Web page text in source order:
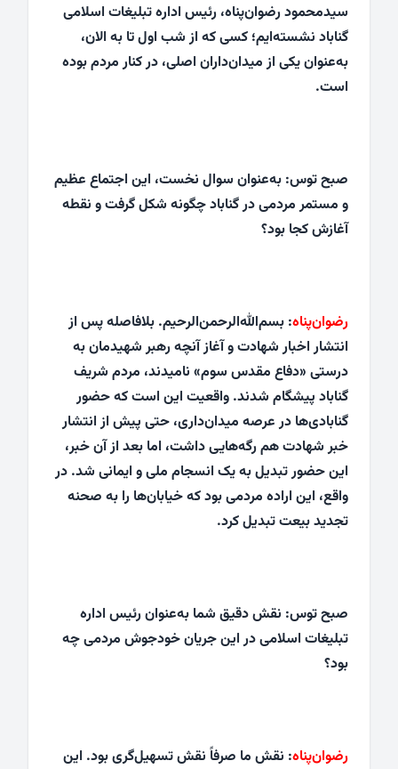
سیدمحمود رضوان‌پناه، رئیس اداره تبلیغات اسلامی
گناباد نشسته‌ایم؛ کسی که از شب اول تا به الان،
به‌عنوان یکی از میدان‌داران اصلی، در کنار مردم بوده
است.
صبح توس: به‌عنوان سوال نخست، این اجتماع عظیم
و مستمر مردمی در گناباد چگونه شکل گرفت و نقطه
آغازش کجا بود؟
رضوان‌پناه: بسم‌الله‌الرحمن‌الرحیم. بلافاصله پس از
انتشار اخبار شهادت و آغاز آنچه رهبر شهیدمان به
درستی «دفاع مقدس سوم» نامیدند، مردم شریف
گناباد پیشگام شدند. واقعیت این است که حضور
گنابادی‌ها در عرصه میدان‌داری، حتی پیش از انتشار
خبر شهادت هم رگه‌هایی داشت، اما بعد از آن خبر،
این حضور تبدیل به یک انسجام ملی و ایمانی شد. در
واقع، این اراده‌ مردمی بود که خیابان‌ها را به صحنه‌
تجدید بیعت تبدیل کرد.
صبح توس: نقش دقیق شما به‌عنوان رئیس اداره
تبلیغات اسلامی در این جریان خودجوش مردمی چه
بود؟
رضوان‌پناه: نقش ما صرفاً نقش تسهیل‌گری بود. این